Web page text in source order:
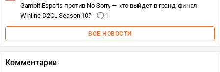
Gambit Esports против No Sorry — кто выйдет в гранд-финал
Winline D2CL Season 10?
1
ВСЕ НОВОСТИ
Комментарии